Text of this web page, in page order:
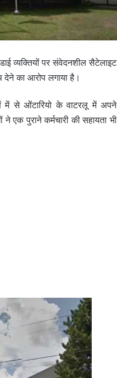
व्यक्तियों पर संवेदनशील सैटेलाइट
देने का आरोप लगाया है।
में से ओंटारियो के वाटरलू में अपने
एक पुराने कर्मचारी की सहायता भी